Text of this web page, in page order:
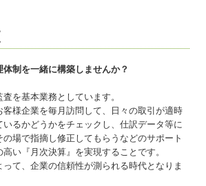
制を一緒に構築しませんか？
を基本業務としています。
客様企業を毎月訪問して、日々の取引が適時
るかどうかをチェックし、仕訳データ等に
場で指摘し修正してもらうなどのサポート
い『月次決算』を実現することです。
て、企業の信頼性が測られる時代となりま